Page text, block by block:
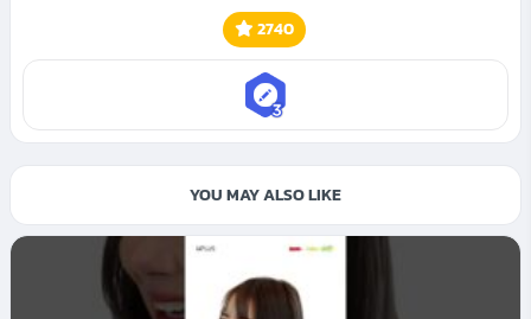
2740
YOU MAY ALSO LIKE